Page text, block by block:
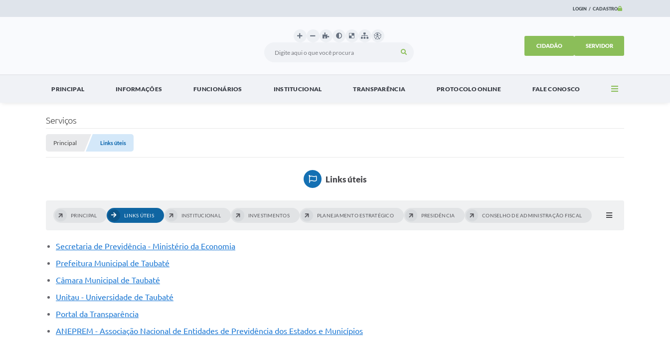
LOGIN / CADASTRO
CIDADÃO SERVIDOR
PRINCIPAL INFORMAÇÕES FUNCIONÁRIOS INSTITUCIONAL TRANSPARÊNCIA PROTOCOLO ONLINE FALE CONOSCO
Serviços
Principal Links úteis
Links úteis
PRINCIPAL LINKS ÚTEIS INSTITUCIONAL INVESTIMENTOS PLANEJAMENTO ESTRATÉGICO PRESIDÊNCIA CONSELHO DE ADMINISTRAÇÃO FISCAL
Secretaria de Previdência - Ministério da Economia
Prefeitura Municipal de Taubaté
Câmara Municipal de Taubaté
Unitau - Universidade de Taubaté
Portal da Transparência
ANEPREM - Associação Nacional de Entidades de Previdência dos Estados e Municípios